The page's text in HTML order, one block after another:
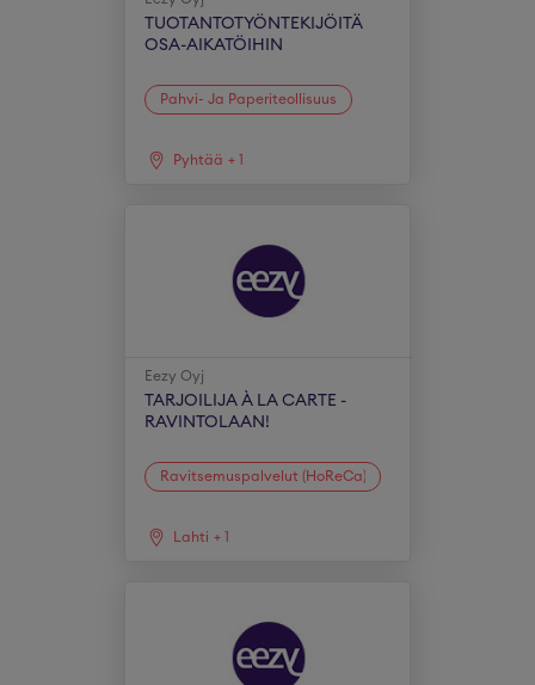
TUOTANTOTYÖNTEKIJÖITÄ
OSA-AIKATÖIHIN
Pahvi- Ja Paperiteollisuus
Pyhtää + 1
Eezy Oyj
TARJOILIJA À LA CARTE -
RAVINTOLAAN!
Ravitsemuspalvelut (HoReCa)
Lahti + 1